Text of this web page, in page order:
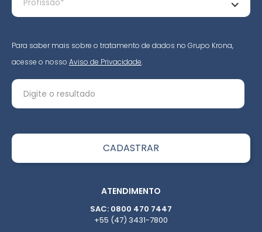
Para saber mais sobre o tratamento de dados no Grupo Krona,
acesse o nosso Aviso de Privacidade.
ATENDIMENTO
SAC: 0800 470 7447
+55 (47) 3431-7800